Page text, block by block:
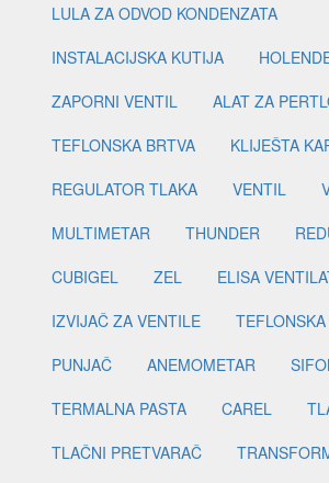
LULA ZA ODVOD KONDENZATA
INSTALACIJSKA KUTIJA
ZAPORNI VENTIL
ALAT ZA
TEFLONSKA BRTVA
KLIJEŠTA
REGULATOR TLAKA
VENTIL
MULTIMETAR
THUNDER
CUBIGEL
ZEL
ELISA
IZVIJAČ ZA VENTILE
PUNJAČ
ANEMOMETAR
TERMALNA PASTA
CAREL
TLAČNI PRETVARAČ